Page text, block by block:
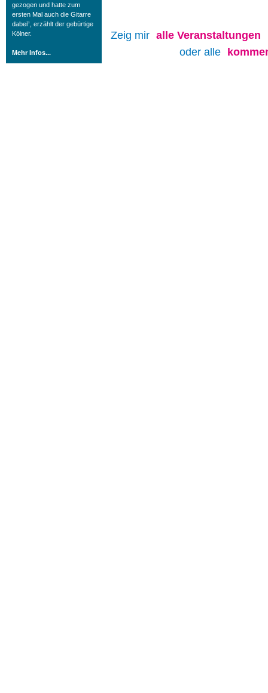
gezogen und hatte zum
ersten Mal auch die Gitarre
dabei“, erzählt der gebürtige
Kölner.
Mehr Infos...
Zeig mir alle Veranstaltungen
oder alle